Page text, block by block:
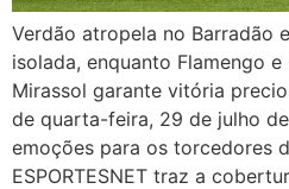
Verdão atropela no Barradão
isolada, enquanto Flamengo
Mirassol garante vitória
de quarta-feira, 29 de julho
emoções para os torcedores
ESPORTESNET traz a